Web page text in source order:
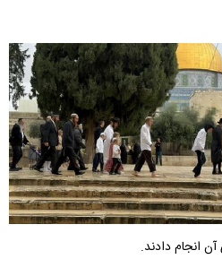
انجام دادند.